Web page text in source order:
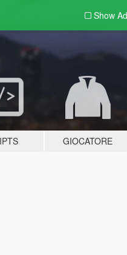
Show
GIOCATORE